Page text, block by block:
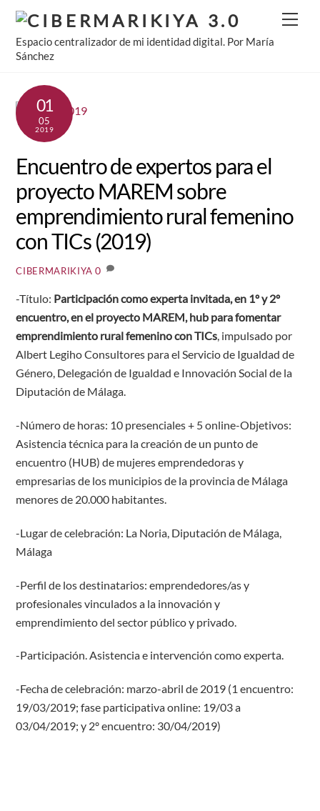
Skip
content
Espacio centralizador de mi identidad digital. Por María
Sánchez
01
05
2019
Encuentro de expertos para el
proyecto MAREM sobre
emprendimiento rural femenino
con TICs (2019)
CIBERMARIKIYA 0
-Título: Participación como experta invitada, en 1º y 2º
encuentro, en el proyecto MAREM, hub para fomentar
emprendimiento rural femenino con TICs, impulsado por
Albert Legiho Consultores para el Servicio de Igualdad de
Género, Delegación de Igualdad e Innovación Social de la
Diputación de Málaga.
-Número de horas: 10 presenciales + 5 online-Objetivos:
Asistencia técnica para la creación de un punto de
encuentro (HUB) de mujeres emprendedoras y
empresarias de los municipios de la provincia de Málaga
menores de 20.000 habitantes.
-Lugar de celebración: La Noria, Diputación de Málaga,
Málaga
-Perfil de los destinatarios: emprendedores/as y
profesionales vinculados a la innovación y
emprendimiento del sector público y privado.
-Participación. Asistencia e intervención como experta.
-Fecha de celebración: marzo-abril de 2019 (1 encuentro:
19/03/2019; fase participativa online: 19/03 a
03/04/2019; y 2º encuentro: 30/04/2019)